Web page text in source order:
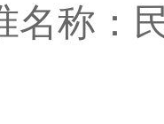
名称：